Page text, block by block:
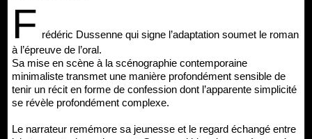
F rédéric Dussenne qui signe l’adaptation soumet le roman
à l’épreuve de l’oral.
Sa mise en scène à la scénographie contemporaine
minimaliste transmet une manière profondément sensible de
tenir un récit en forme de confession dont l’apparente simplicité
se révèle profondément complexe.
Le narrateur remémore sa jeunesse et le regard échangé entre